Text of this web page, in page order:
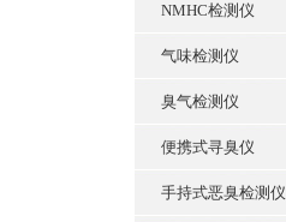
NMHC检测仪
气味检测仪
臭气检测仪
便携式寻臭仪
手持式恶臭检测仪